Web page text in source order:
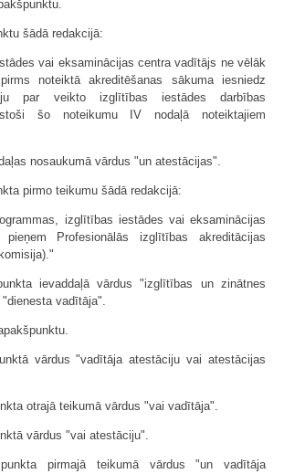
šādā redakcijā:
vai eksaminācijas centra vadītājs ne vēlāk
noteiktā akreditēšanas sākuma iesniedz
par veikto izglītības iestādes darbības
šo noteikumu IV nodaļā noteiktajiem
nosaukumā vārdus "un atestācijas".
pirmo teikumu šādā redakcijā:
izglītības iestādes vai eksaminācijas
pieņem Profesionālās izglītības akreditācijas
ievaddaļā vārdus "izglītības un zinātnes
vadītāja".
vārdus "vadītāja atestāciju vai atestācijas
otrajā teikumā vārdus "vai vadītāja".
vārdus "vai atestāciju".
pirmajā teikumā vārdus "un vadītāja